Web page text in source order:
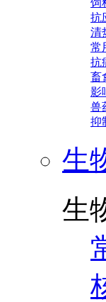
饲
抗
清
常
抗
畜
影
兽
抑
生
生